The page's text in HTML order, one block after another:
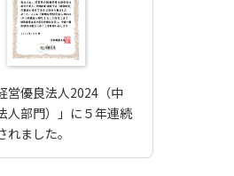
営優良法人2024（中
人部門）」に５年連続
れました。